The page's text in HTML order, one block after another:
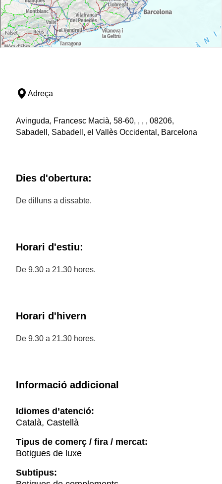
Adreça
Avinguda, Francesc Macià, 58-60, , , , 08206,
Sabadell, Sabadell, el Vallès Occidental, Barcelona
Dies d'obertura:
De dilluns a dissabte.
Horari d'estiu:
De 9.30 a 21.30 hores.
Horari d'hivern
De 9.30 a 21.30 hores.
Informació addicional
Idiomes d’atenció:
Català, Castellà
Tipus de comerç / fira / mercat:
Botigues de luxe
Subtipus: